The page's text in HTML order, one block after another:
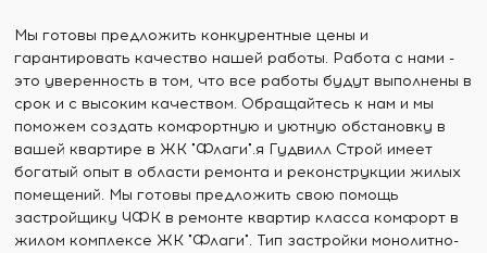
Мы готовы предложить конкурентные цены и
гарантировать качество нашей работы. Работа с нами -
это уверенность в том, что все работы будут выполнены в
срок и с высоким качеством. Обращайтесь к нам и мы
поможем создать комфортную и уютную обстановку в
вашей квартире в ЖК "Флаги".я Гудвилл Строй имеет
богатый опыт в области ремонта и реконструкции жилых
помещений. Мы готовы предложить свою помощь
застройщику ЧФК в ремонте квартир класса комфорт в
жилом комплексе ЖК "Флаги". Тип застройки монолитно-